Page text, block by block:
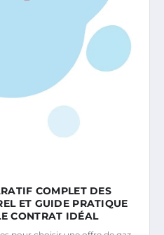
COMPLET DES
ET GUIDE PRATIQUE
CONTRAT IDÉAL